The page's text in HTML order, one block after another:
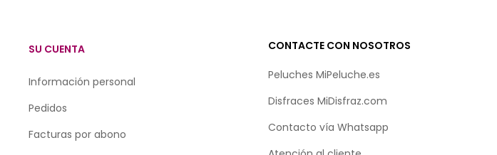
SU CUENTA
Información personal
Pedidos
Facturas por abono
CONTACTE CON NOSOTROS
Peluches MiPeluche.es
Disfraces MiDisfraz.com
Contacto vía Whatsapp